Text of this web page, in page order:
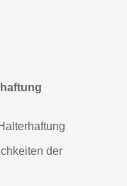
der